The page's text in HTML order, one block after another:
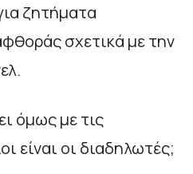
ζητήματα
σχετικά με την
όμως με τις
είναι οι διαδηλωτές;